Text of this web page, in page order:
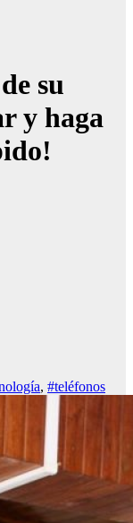
su
y haga
, #teléfonos